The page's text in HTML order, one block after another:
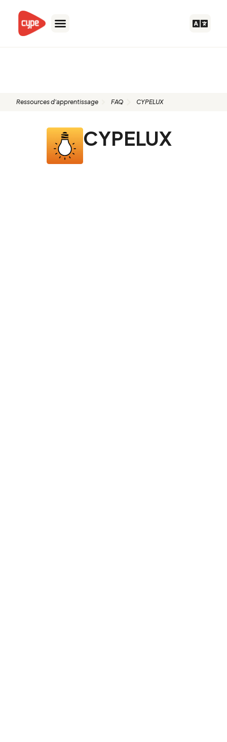
contenu
Ressources d'apprentissage FAQ CYPELUX
CYPELUX